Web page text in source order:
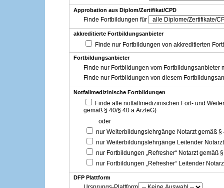
Approbation aus Diplom/Zertifikat/CPD
Finde Fortbildungen für
akkreditierte Fortbildungsanbieter
Finde nur Fortbildungen von akkreditierten
Fortbildungsanbieter
Finde nur Fortbildungen vom Fortbildungsanbieter
Finde nur Fortbildungen von diesem
Notfallmedizinische Fortbildungen
Finde alle notfallmedizinischen Fort- und
gemäß § 40/§ 40 a ÄrzteG)
oder
nur Weiterbildungslehrgänge Notarzt gemäß §
nur Weiterbildungslehrgänge Leitender
nur Fortbildungen „Refresher“ Notarzt gemäß
nur Fortbildungen „Refresher“ Leitender
DFP Plattform